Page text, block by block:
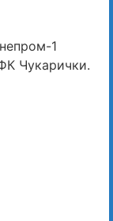
1
Чукарички.